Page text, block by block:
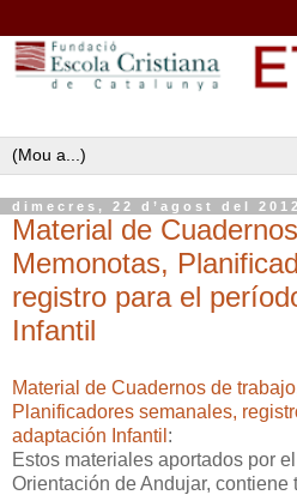
dimecres, 22 d’agost del 2012
Material de
Memonotas,
registro para el
Infantil
Material de Cuadernos de
Planificadores semanales,
adaptación Infantil :
Estos materiales aportados por
Orientación de Andujar, contiene